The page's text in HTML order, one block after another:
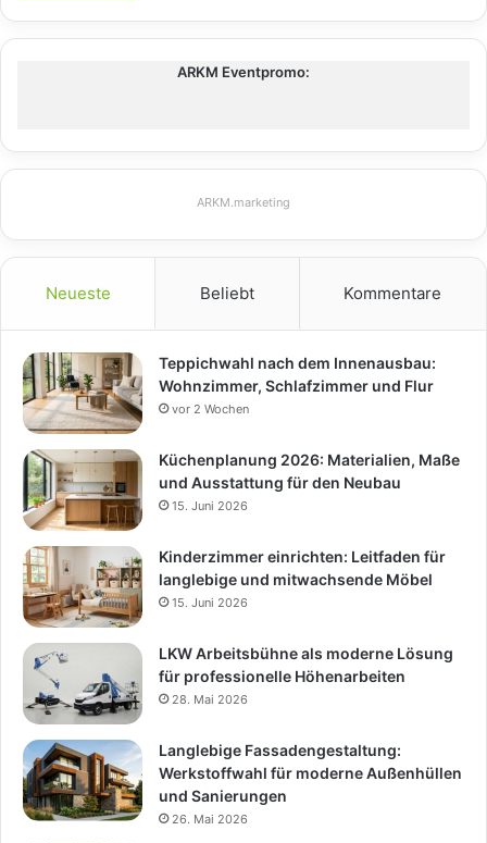
ARKM Eventpromo:
ARKM.marketing
Neueste Beliebt Kommentare
Teppichwahl nach dem Innenausbau:
Wohnzimmer, Schlafzimmer und Flur
vor 2 Wochen
Küchenplanung 2026: Materialien, Maße
und Ausstattung für den Neubau
15. Juni 2026
Kinderzimmer einrichten: Leitfaden für
langlebige und mitwachsende Möbel
15. Juni 2026
LKW Arbeitsbühne als moderne Lösung
für professionelle Höhenarbeiten
28. Mai 2026
Langlebige Fassadengestaltung:
Werkstoffwahl für moderne Außenhüllen
und Sanierungen
26. Mai 2026